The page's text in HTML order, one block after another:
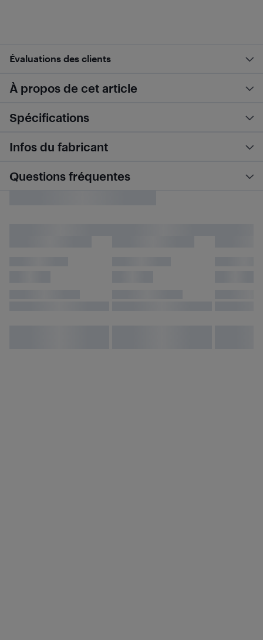
Évaluations des clients
À propos de cet article
Spécifications
Infos du fabricant
Questions fréquentes